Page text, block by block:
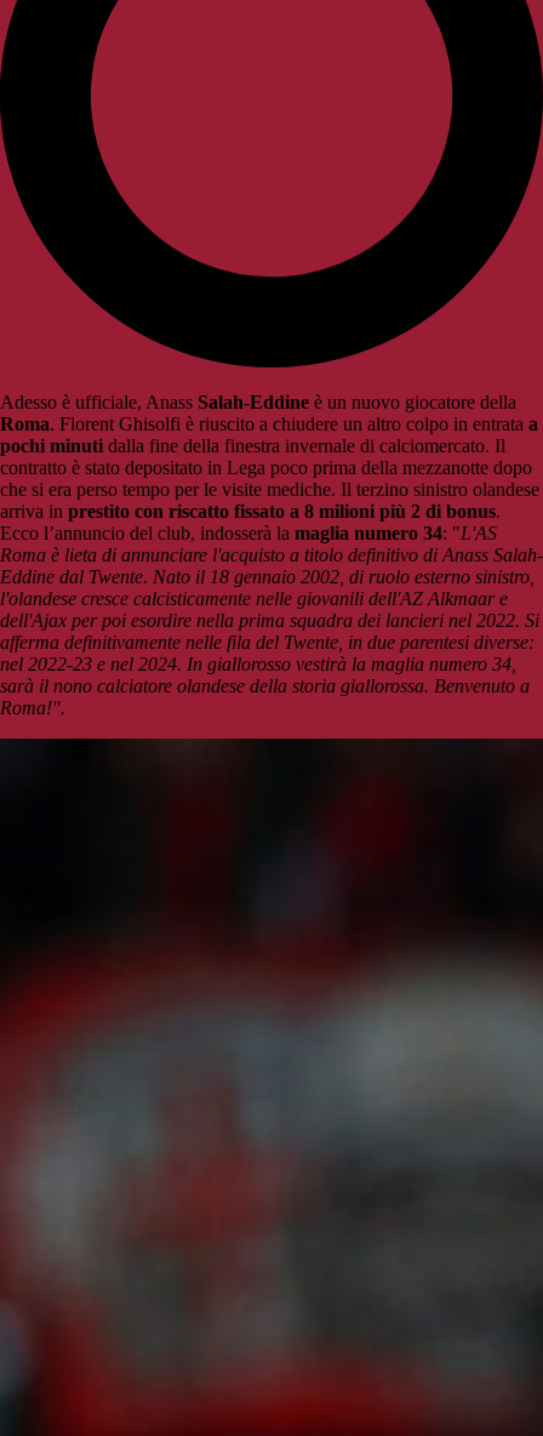
Adesso è ufficiale, Anass Salah-Eddine è un nuovo giocatore della
Roma. Florent Ghisolfi è riuscito a chiudere un altro colpo in entrata a
pochi minuti dalla fine della finestra invernale di calciomercato. Il
contratto è stato depositato in Lega poco prima della mezzanotte dopo
che si era perso tempo per le visite mediche. Il terzino sinistro olandese
arriva in prestito con riscatto fissato a 8 milioni più 2 di bonus.
Ecco l’annuncio del club, indosserà la maglia numero 34: "L'AS
Roma è lieta di annunciare l'acquisto a titolo definitivo di Anass Salah-
Eddine dal Twente. Nato il 18 gennaio 2002, di ruolo esterno sinistro,
l'olandese cresce calcisticamente nelle giovanili dell'AZ Alkmaar e
dell'Ajax per poi esordire nella prima squadra dei lancieri nel 2022. Si
afferma definitivamente nelle fila del Twente, in due parentesi diverse:
nel 2022-23 e nel 2024. In giallorosso vestirà la maglia numero 34,
sarà il nono calciatore olandese della storia giallorossa. Benvenuto a
Roma!".